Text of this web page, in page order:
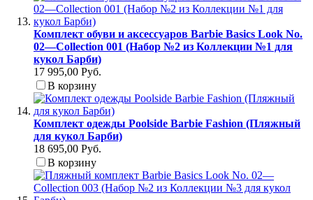
Комплект обуви и аксессуаров Barbie Basics Look No.
02—Collection 001 (Набор №2 из Коллекции №1 для
кукол Барби)
17 995,00 Руб.
В корзину
Комплект одежды Poolside Barbie Fashion (Пляжный
для кукол Барби)
18 695,00 Руб.
В корзину